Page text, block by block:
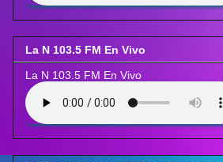
La N 103.5 FM En Vivo
La N 103.5 FM En Vivo